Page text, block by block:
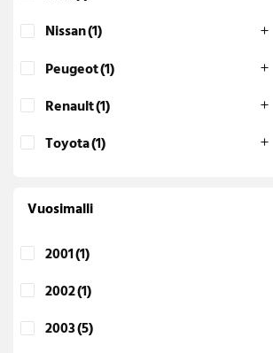
Nissan(1)
Peugeot(1)
Renault(1)
Toyota(1)
Vuosimalli
2001(1)
2002(1)
2003(5)